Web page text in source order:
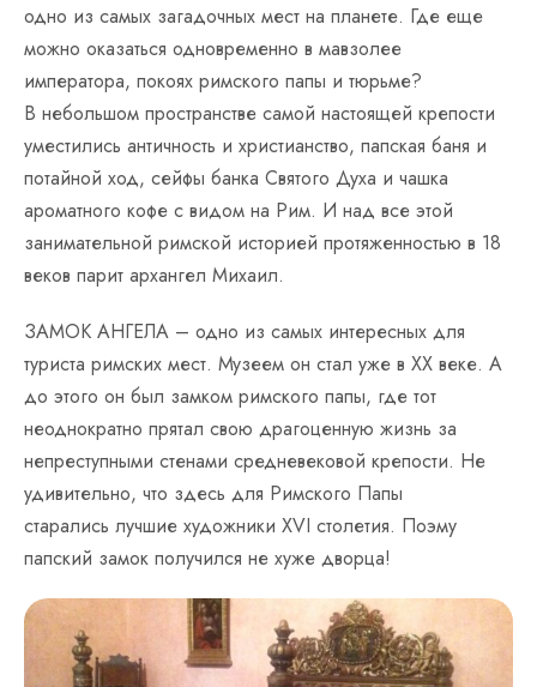
одно из самых загадочных мест на планете. Где еще
можно оказаться одновременно в мавзолее
императора, покоях римского папы и тюрьме?
В небольшом пространстве самой настоящей крепости
уместились античность и христианство, папская баня и
потайной ход, сейфы банка Святого Духа и чашка
ароматного кофе с видом на Рим. И над все этой
занимательной римской историей протяженностью в 18
веков парит архангел Михаил.
ЗАМОК АНГЕЛА – одно из самых интересных для
туриста римских мест. Музеем он стал уже в XX веке. А
до этого он был замком римского папы, где тот
неоднократно прятал свою драгоценную жизнь за
непреступными стенами средневековой крепости. Не
удивительно, что здесь для Римского Папы
старались лучшие художники XVI столетия. Поэму
папский замок получился не хуже дворца!